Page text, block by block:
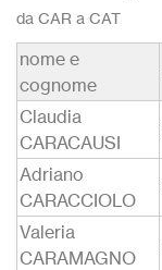
da CAR a CAT
nome e
cognome
Claudia
CARACAUSI
Adriano
CARACCIOLO
Valeria
CARAMAGNO